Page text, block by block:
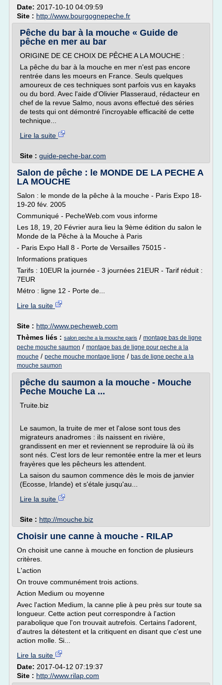
Date: 2017-10-10 04:09:59
Site : http://www.bourgognepeche.fr
Pêche du bar à la mouche « Guide de
pêche en mer au bar
ORIGINE DE CE CHOIX DE PÊCHE A LA MOUCHE :
La pêche du bar à la mouche en mer n'est pas encore
rentrée dans les moeurs en France. Seuls quelques
amoureux de ces techniques sont parfois vus en kayaks
ou du bord. Avec l'aide d'Olivier Plasseraud, rédacteur en
chef de la revue Salmo, nous avons effectué des séries
de tests qui ont démontré l'incroyable efficacité de cette
technique...
Lire la suite
Site : guide-peche-bar.com
Salon de pêche : le MONDE DE LA PECHE A
LA MOUCHE
Salon : le monde de la pêche à la mouche - Paris Expo 18-
19-20 fév. 2005
Communiqué - PecheWeb.com vous informe
Les 18, 19, 20 Février aura lieu la 9ème édition du salon le
Monde de la Pêche à la Mouche à Paris
- Paris Expo Hall 8 - Porte de Versailles 75015 -
Informations pratiques
Tarifs : 10EUR la journée - 3 journées 21EUR - Tarif réduit :
7EUR
Métro : ligne 12 - Porte de...
Lire la suite
Site : http://www.pecheweb.com
Thèmes liés : salon peche a la mouche paris / montage bas de ligne
peche mouche saumon / montage bas de ligne pour peche a la
mouche / peche mouche montage ligne / bas de ligne peche a la
mouche saumon
pêche du saumon a la mouche - Mouche
Peche Mouche La ...
Truite.biz
Le saumon, la truite de mer et l'alose sont tous des
migrateurs anadromes : ils naissent en rivière,
grandissent en mer et reviennent se reproduire là où ils
sont nés. C'est lors de leur remontée entre la mer et leurs
frayères que les pêcheurs les attendent.
La saison du saumon commence dès le mois de janvier
(Ecosse, Irlande) et s'étale jusqu'au...
Lire la suite
Site : http://mouche.biz
Choisir une canne à mouche - RILAP
On choisit une canne à mouche en fonction de plusieurs
critères.
L'action
On trouve communément trois actions.
Action Medium ou moyenne
Avec l'action Medium, la canne plie à peu près sur toute sa
longueur. Cette action peut correspondre à l'action
parabolique que l'on trouvait autrefois. Certains l'adorent,
d'autres la détestent et la critiquent en disant que c'est une
action molle. Si...
Lire la suite
Date: 2017-04-12 07:19:37
Site : http://www.rilap.com